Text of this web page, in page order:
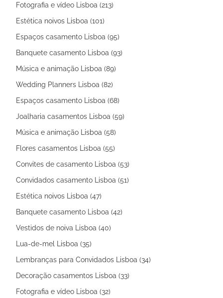
Fotografia e vídeo Lisboa (213)
Estética noivos Lisboa (101)
Espaços casamento Lisboa (95)
Banquete casamento Lisboa (93)
Música e animação Lisboa (89)
Wedding Planners Lisboa (82)
Espaços casamento Lisboa (68)
Joalharia casamentos Lisboa (59)
Música e animação Lisboa (58)
Flores casamentos Lisboa (55)
Convites de casamento Lisboa (53)
Convidados casamento Lisboa (51)
Estética noivos Lisboa (47)
Banquete casamento Lisboa (42)
Vestidos de noiva Lisboa (40)
Lua-de-mel Lisboa (35)
Lembranças para Convidados Lisboa (34)
Decoração casamentos Lisboa (33)
Fotografia e vídeo Lisboa (32)